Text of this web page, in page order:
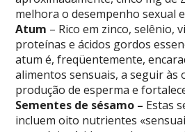
melhora o desempenho sexual
Atum – Rico em zinco, selênio,
proteínas e ácidos gordos
atum é, freqüentemente,
alimentos sensuais, a seguir às
produção de esperma e
Sementes de sésamo – Estas
incluem oito nutrientes